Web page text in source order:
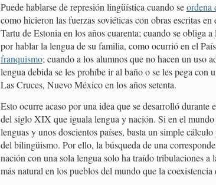
Puede hablarse de represión lingüística cuando seordena
como hicieron las fuerzas soviéticas con obras escritas
Tartu de Estonia en los años cuarenta; cuando se obliga
por hablar la lengua de su familia, como ocurrió en el
franquismo; cuando a los alumnos que no hacen un uso
lengua debida se les prohíbe ir al baño o se les pega con
Las Cruces, Nuevo México en los años setenta.
Esto ocurre acaso por una idea que se desarrolló durante
del siglo XIX que iguala lengua y nación. Si en el mundo
lenguas y unos doscientos países, basta un simple
del bilingüismo. Por ello, la búsqueda de una
nación con una sola lengua solo ha traído tribulaciones a
más natural en los pueblos del mundo que la coexistencia